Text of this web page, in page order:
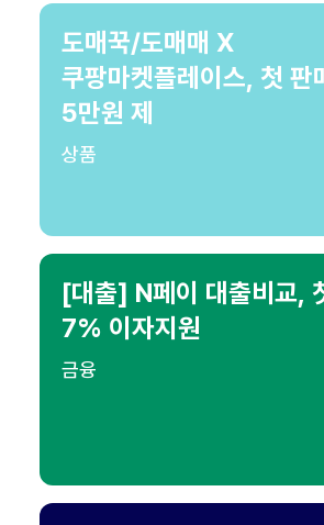
도매꾹/도매매 X
쿠팡마켓플레이스, 첫 판
5만원 제
상품
[대출] N페이 대출비교,
7% 이자지원
금융